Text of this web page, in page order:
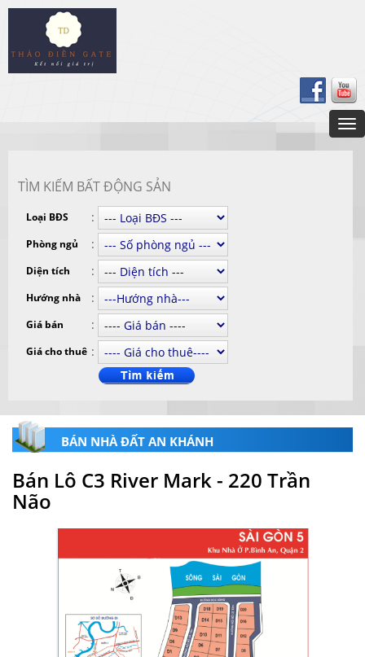
TÌM KIẾM BẤT ĐỘNG SẢN
Loại BĐS :
Phòng ngủ :
Diện tích :
Hướng nhà :
Giá bán :
Giá cho thuê :
BÁN NHÀ ĐẤT AN KHÁNH
Bán Lô C3 River Mark - 220 Trần
Não